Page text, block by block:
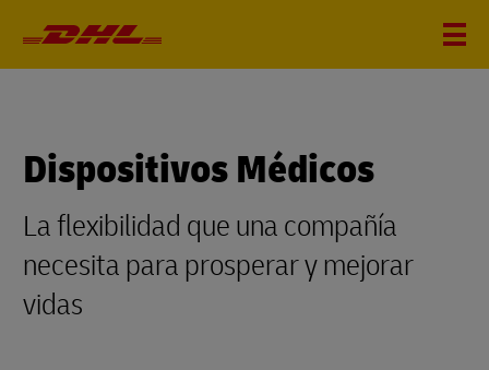
Dispositivos Médicos
La flexibilidad que una compañía
necesita para prosperar y mejorar
vidas